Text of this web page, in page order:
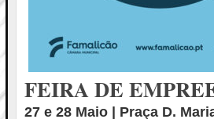
FEIRA DE
27 e 28 Maio | Praça D.